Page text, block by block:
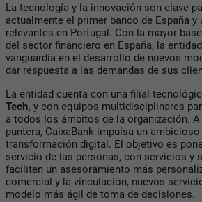
La tecnología y la innovación son clave
actualmente el primer banco de España y
relevantes en Portugal. Con la mayor
del sector financiero en España, la
vanguardia en el desarrollo de nuevos
dar respuesta a las demandas de sus
La entidad cuenta con una filial
Tech, y con equipos multidisciplinares
a todos los ámbitos de la organización.
puntera, CaixaBank impulsa un
transformación digital. El objetivo es
servicio de las personas, con servicios y
faciliten un asesoramiento más
comercial y la vinculación, nuevos
modelo más ágil de toma de decisiones.